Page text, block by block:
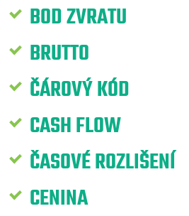
BOD ZVRATU
BRUTTO
ČÁROVÝ KÓD
CASH FLOW
ČASOVÉ ROZLIŠENÍ
CENINA